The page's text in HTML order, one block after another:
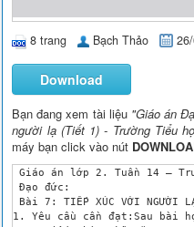
8 trang Bạch Thảo
Download
Bạn đang xem tài liệu "Giáo án
người lạ (Tiết 1) - Trường Tiểu
máy bạn click vào nút
Giáo án lớp 2. Tuần 14 –
Đạo đức:
Bài 7: TIẾP XÚC VỚI
1. Yêu cầu cần đạt:Sau bài